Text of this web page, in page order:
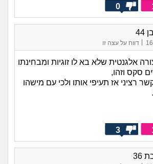
0
| דווח על עצה זו
אלגנטית שלא בא לו זוגיות ומבחינתו
סקס וזהו,
אז תעיפי אותו ולכי עם מישהו
3